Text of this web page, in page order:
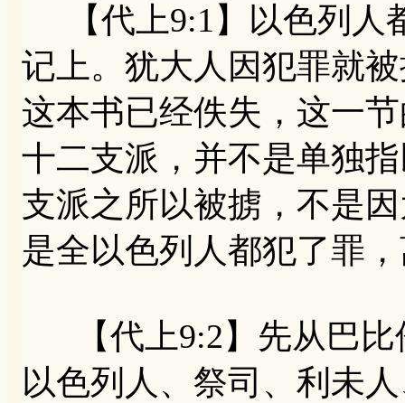
【代上9:1】以色列人
记上。犹大人因犯罪就
这本书已经佚失，这一
十二支派，并不是单独
支派之所以被掳，不是
是全以色列人都犯了罪
【代上9:2】先从巴比
以色列人、祭司、利未